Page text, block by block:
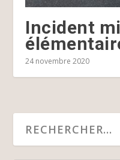
Incident
24 novembre 2020